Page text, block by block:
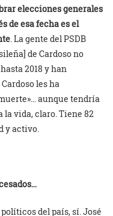
elecciones generales
de esa fecha es el
. La gente del PSDB
de Cardoso no
2018 y han
les ha
aunque tendría
vida, claro. Tiene 82
y activo.
del país, sí. José